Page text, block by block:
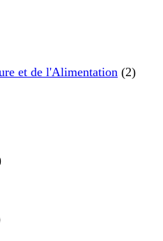
et de l'Alimentation (2)